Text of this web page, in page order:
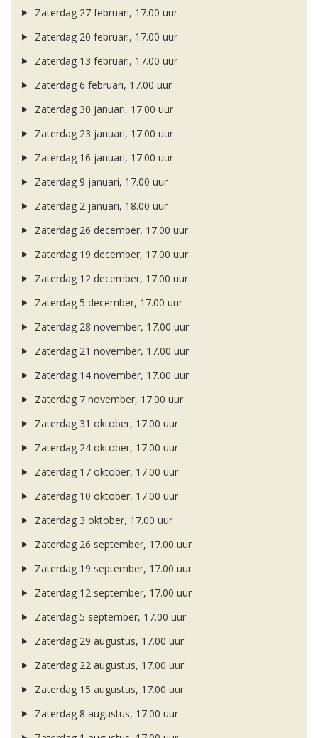
Zaterdag 27 februari, 17.00 uur
Zaterdag 20 februari, 17.00 uur
Zaterdag 13 februari, 17.00 uur
Zaterdag 6 februari, 17.00 uur
Zaterdag 30 januari, 17.00 uur
Zaterdag 23 januari, 17.00 uur
Zaterdag 16 januari, 17.00 uur
Zaterdag 9 januari, 17.00 uur
Zaterdag 2 januari, 18.00 uur
Zaterdag 26 december, 17.00 uur
Zaterdag 19 december, 17.00 uur
Zaterdag 12 december, 17.00 uur
Zaterdag 5 december, 17.00 uur
Zaterdag 28 november, 17.00 uur
Zaterdag 21 november, 17.00 uur
Zaterdag 14 november, 17.00 uur
Zaterdag 7 november, 17.00 uur
Zaterdag 31 oktober, 17.00 uur
Zaterdag 24 oktober, 17.00 uur
Zaterdag 17 oktober, 17.00 uur
Zaterdag 10 oktober, 17.00 uur
Zaterdag 3 oktober, 17.00 uur
Zaterdag 26 september, 17.00 uur
Zaterdag 19 september, 17.00 uur
Zaterdag 12 september, 17.00 uur
Zaterdag 5 september, 17.00 uur
Zaterdag 29 augustus, 17.00 uur
Zaterdag 22 augustus, 17.00 uur
Zaterdag 15 augustus, 17.00 uur
Zaterdag 8 augustus, 17.00 uur